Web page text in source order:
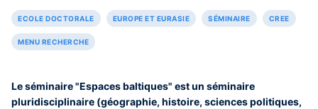
ECOLE DOCTORALE EUROPE ET EURASIE SÉMINAIRE CREE
MENU RECHERCHE
Le séminaire "Espaces baltiques" est un séminaire
pluridisciplinaire (géographie, histoire, sciences politiques,